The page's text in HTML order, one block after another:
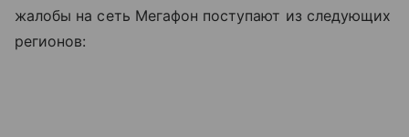
жалобы на сеть Мегафон поступают из следующих
регионов: